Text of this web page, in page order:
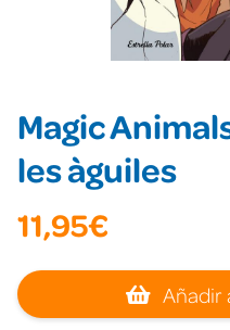
Magic
les àguiles
11,95€
Añadir